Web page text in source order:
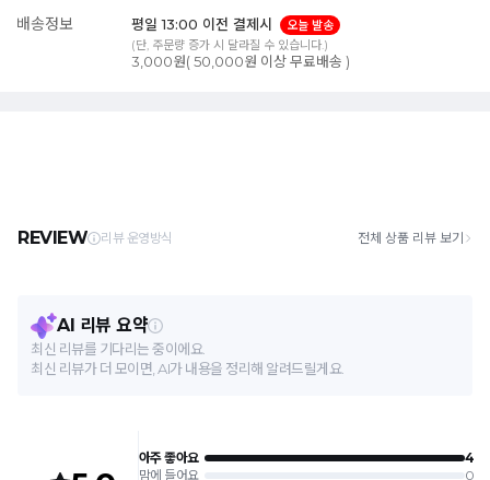
배송정보 평일 13:00 이전 결제시
오늘 발송
(단, 주문량 증가 시 달라질 수 있습니다.)
3,000원( 50,000원 이상 무료배송 )